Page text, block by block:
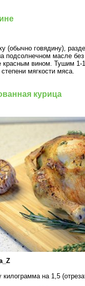
(обычно говядину),
подсолнечном масле без
красным вином. Тушим 1-
мягкости мяса.
курица
килограмма на 1,5